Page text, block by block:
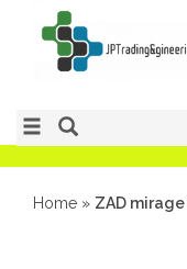
Home » ZAD